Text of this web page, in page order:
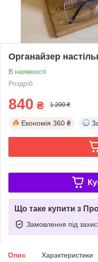
Органайзер
В наявності
Роздріб
840 ₴ 1 200 ₴
Економія 360 ₴
Що таке купити з
Замовлення під
Опис Характеристики